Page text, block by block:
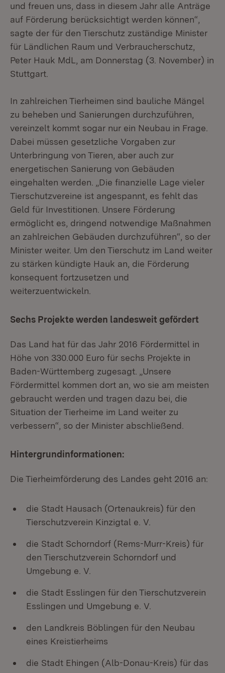
und freuen uns, dass in diesem Jahr alle Anträge
auf Förderung berücksichtigt werden können“,
sagte der für den Tierschutz zuständige Minister
für Ländlichen Raum und Verbraucherschutz,
Peter Hauk MdL, am Donnerstag (3. November) in
Stuttgart.
In zahlreichen Tierheimen sind bauliche Mängel
zu beheben und Sanierungen durchzuführen,
vereinzelt kommt sogar nur ein Neubau in Frage.
Dabei müssen gesetzliche Vorgaben zur
Unterbringung von Tieren, aber auch zur
energetischen Sanierung von Gebäuden
eingehalten werden. „Die finanzielle Lage vieler
Tierschutzvereine ist angespannt, es fehlt das
Geld für Investitionen. Unsere Förderung
ermöglicht es, dringend notwendige Maßnahmen
an zahlreichen Gebäuden durchzuführen“, so der
Minister weiter. Um den Tierschutz im Land weiter
zu stärken kündigte Hauk an, die Förderung
konsequent fortzusetzen und
weiterzuentwickeln.
Sechs Projekte werden landesweit gefördert
Das Land hat für das Jahr 2016 Fördermittel in
Höhe von 330.000 Euro für sechs Projekte in
Baden-Württemberg zugesagt. „Unsere
Fördermittel kommen dort an, wo sie am meisten
gebraucht werden und tragen dazu bei, die
Situation der Tierheime im Land weiter zu
verbessern“, so der Minister abschließend.
Hintergrundinformationen:
Die Tierheimförderung des Landes geht 2016 an:
die Stadt Hausach (Ortenaukreis) für den
Tierschutzverein Kinzigtal e. V.
die Stadt Schorndorf (Rems-Murr-Kreis) für
den Tierschutzverein Schorndorf und
Umgebung e. V.
die Stadt Esslingen für den Tierschutzverein
Esslingen und Umgebung e. V.
den Landkreis Böblingen für den Neubau
eines Kreistierheims
die Stadt Ehingen (Alb-Donau-Kreis) für das